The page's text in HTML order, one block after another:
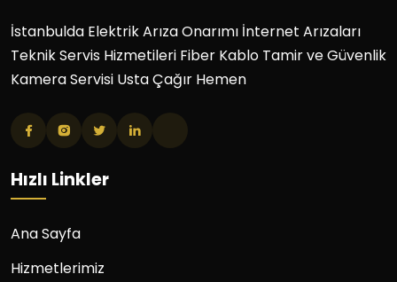
İstanbulda Elektrik Arıza Onarımı İnternet Arızaları
Teknik Servis Hizmetileri Fiber Kablo Tamir ve Güvenlik
Kamera Servisi Usta Çağır Hemen
Hızlı Linkler
Ana Sayfa
Hizmetlerimiz